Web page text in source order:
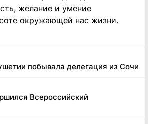
побывала делегация из Сочи
Всероссийский
желание и умение
окружающей нас жизни.